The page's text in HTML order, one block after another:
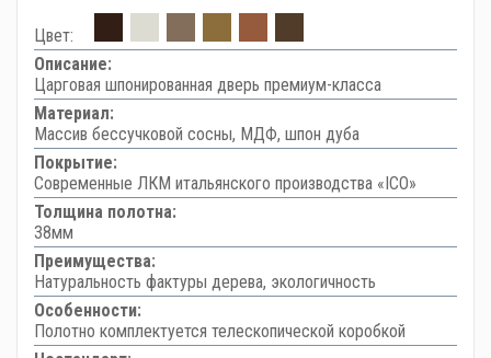
Цвет:
Описание:
Царговая шпонированная дверь премиум-класса
Материал:
Массив бессучковой сосны, МДФ, шпон дуба
Покрытие:
Современные ЛКМ итальянского производства «ICO»
Толщина полотна:
38мм
Преимущества:
Натуральность фактуры дерева, экологичность
Особенности:
Полотно комплектуется телескопической коробкой